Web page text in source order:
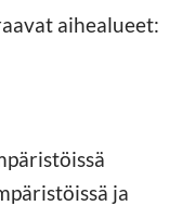
aihealueet:
ja